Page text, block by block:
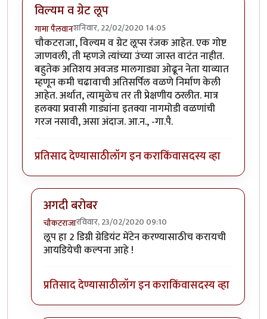
विल्यम व ग्रेट लूप
गामा पैलवानशनिवार, 22/02/2020 14:05
चौकटराजा, विल्यम व ग्रेट लूप्स रंजक आहेत. एक गोष्ट
जाणवली, ती म्हणजे त्यांच्या उंच्या जास्त वाटंत नाहीत.
बहुतेक अतिशय अवजड मालगाड्या ओढून नेता याव्यात
म्हणून कमी चढावाची अतिसर्पिल वळणे निर्माण केली
आहेत. अर्थात, त्यामुळेच तर ती प्रेक्षणीय ठरलीत. मात्र
हलक्या प्रवासी गाड्यांना इतक्या नागमोडी वळणांची
गरज नसावी, असा अंदाज. आ.न., -गा.पै.
प्रतिसाद देण्यासाठीलॉग इन कराकिंवासदस्य व्हा
अगदी बरोबर
चौकटराजारविवार, 23/02/2020 09:10
In reply toविल्यम व ग्रेट लूपbyगामा पैलवान
लूप हा 2 डिग्री ग्रेडियंट मेंटेन करण्यासाठीच करायची
आयडियेची कल्पना आहे !
प्रतिसाद देण्यासाठीलॉग इन कराकिंवासदस्य व्हा